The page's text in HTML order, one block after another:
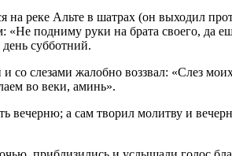
на реке Альте в шатрах (он выходил
подниму руки на брата своего, да
субботний.
со слезами жалобно воззвал: «Слез
во веки, аминь».
вечерню; а сам творил молитву и